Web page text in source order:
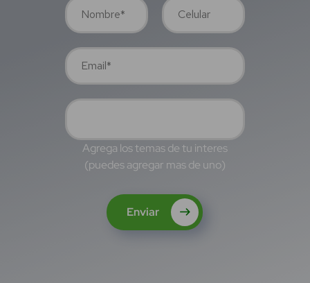
Agrega los temas de tu interes
(puedes agregar mas de uno)
Enviar